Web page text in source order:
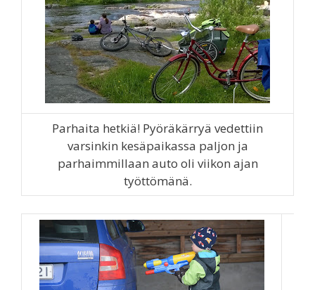
Parhaita hetkiä! Pyöräkärryä vedettiin
varsinkin kesäpaikassa paljon ja
parhaimmillaan auto oli viikon ajan
työttömänä.